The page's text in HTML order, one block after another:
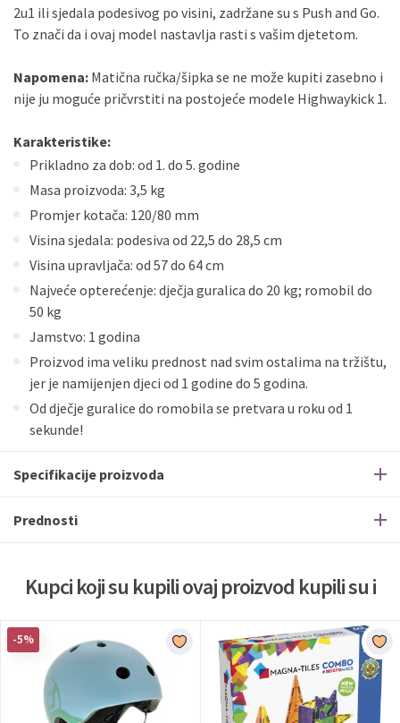
2u1 ili sjedala podesivog po visini, zadržane su s Push and Go.
To znači da i ovaj model nastavlja rasti s vašim djetetom.
Napomena: Matična ručka/šipka se ne može kupiti zasebno i
nije ju moguće pričvrstiti na postojeće modele Highwaykick 1.
Karakteristike:
Prikladno za dob: od 1. do 5. godine
Masa proizvoda: 3,5 kg
Promjer kotača: 120/80 mm
Visina sjedala: podesiva od 22,5 do 28,5 cm
Visina upravljača: od 57 do 64 cm
Najveće opterećenje: dječja guralica do 20 kg; romobil do
50 kg
Jamstvo: 1 godina
Proizvod ima veliku prednost nad svim ostalima na tržištu,
jer je namijenjen djeci od 1 godine do 5 godina.
Od dječje guralice do romobila se pretvara u roku od 1
sekunde!
Specifikacije proizvoda
Prednosti
Kupci koji su kupili ovaj proizvod kupili su i
-5%